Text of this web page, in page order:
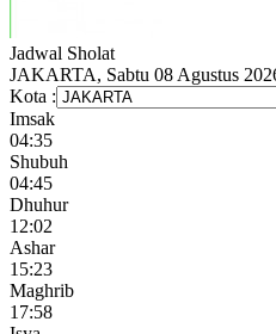
Jadwal Sholat
JAKARTA, Sabtu 08 Agustus
Kota :
Imsak
04:35
Shubuh
04:45
Dhuhur
12:02
Ashar
15:23
Maghrib
17:58